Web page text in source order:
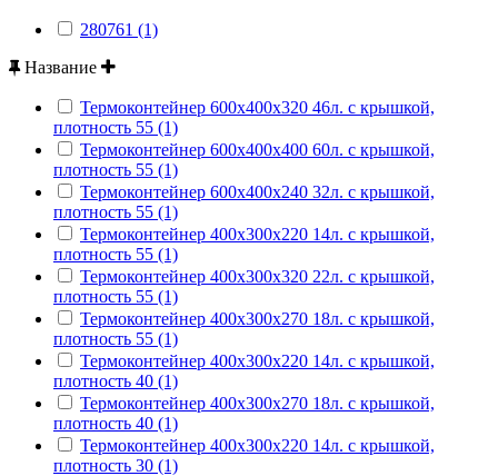
280761 (1)
Название
Термоконтейнер 600х400х320 46л. с крышкой,
плотность 55 (1)
Термоконтейнер 600х400х400 60л. с крышкой,
плотность 55 (1)
Термоконтейнер 600х400х240 32л. с крышкой,
плотность 55 (1)
Термоконтейнер 400х300х220 14л. с крышкой,
плотность 55 (1)
Термоконтейнер 400х300х320 22л. с крышкой,
плотность 55 (1)
Термоконтейнер 400х300х270 18л. с крышкой,
плотность 55 (1)
Термоконтейнер 400х300х220 14л. с крышкой,
плотность 40 (1)
Термоконтейнер 400х300х270 18л. с крышкой,
плотность 40 (1)
Термоконтейнер 400х300х220 14л. с крышкой,
плотность 30 (1)